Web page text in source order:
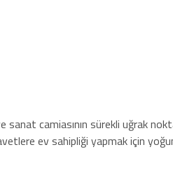
sanat camiasının sürekli uğrak
ev sahipliği yapmak için